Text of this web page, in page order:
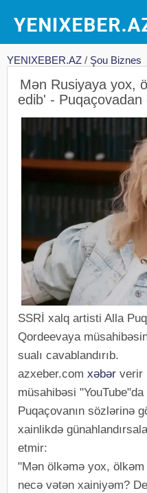
YENIXEBER.AZ / Şou Biznes
Mən Rusiyaya yox,
edib' - Puqaçovadan
SSRİ xalq artisti Alla
Qordeevaya
sualı cavablandırıb.
azxeber.com xəbər verir
müsahibəsi "YouTube"da
Puqaçovanın sözlərinə
xainlikdə
etmir:
"Mən ölkəmə yox,
necə vətən xainiyəm?